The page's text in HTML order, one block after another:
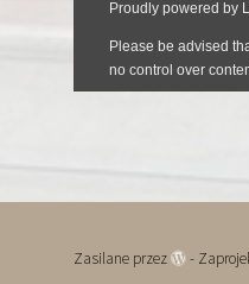
Zasilane przez -